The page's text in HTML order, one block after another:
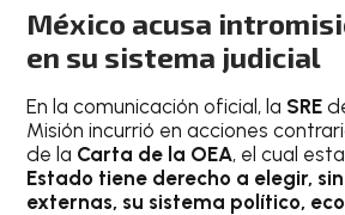
México acusa
en su sistema judicial
En la comunicación oficial, la SRE
Misión incurrió en acciones
de la Carta de la OEA, el cual
Estado tiene derecho a elegir,
externas, su sistema político,